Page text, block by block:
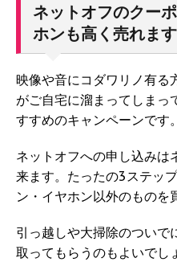
ネットオフのクー
ホンも高く売れます
映像や音にコダワリノ有る
がご自宅に溜まってしまっ
すすめのキャンペーンです。
ネットオフへの申し込みは
来ます。たったの3ステッ
ン・イヤホン以外のものを
引っ越しや大掃除のついで
取ってもらうのもよいでし